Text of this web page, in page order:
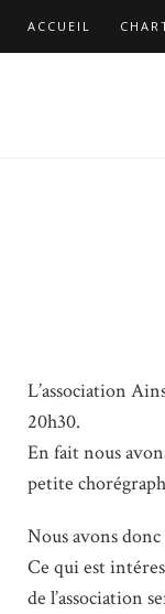
ACCUEIL
L’association
20h30.
En fait nous
petite
Nous avons donc
Ce qui est
de l’association